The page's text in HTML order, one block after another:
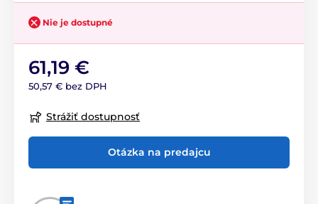
Nie je dostupné
61,19 €
50,57 € bez DPH
Strážiť dostupnosť
Otázka na predajcu